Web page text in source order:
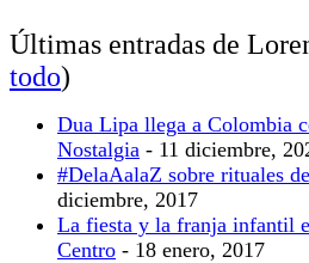
Últimas entradas de
todo)
Dua Lipa llega a Colombia
Nostalgia - 11 diciembre,
#DelaAalaZ sobre rituales
diciembre, 2017
La fiesta y la franja infantil
Centro - 18 enero, 2017